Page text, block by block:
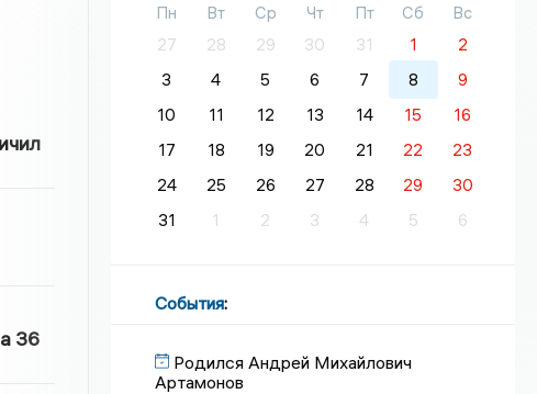
36
Пн Вт Ср Чт Пт Сб
Вс
27
28 29 30 31 1
2
3
4 5 6 7 8
9
10
11 12 13 14 15
16
17
18 19 20 21 22
23
24
25 26 27 28 29
30
31
1 2 3 4 5 6
События:
Родился Андрей Михайлович
Артамонов